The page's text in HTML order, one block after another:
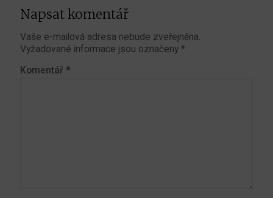
Napsat komentář
Vaše e-mailová adresa nebude zveřejněna.
Vyžadované informace jsou označeny *
Komentář *